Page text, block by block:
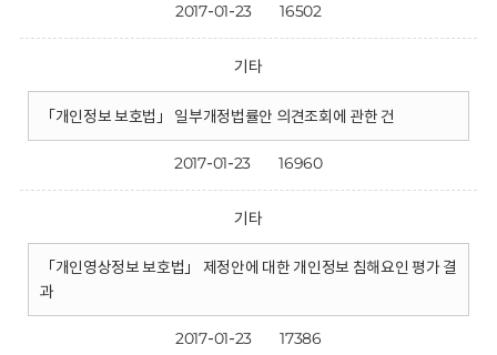
2017-01-23 16502
기타
「개인정보 보호법」 일부개정법률안 의견조회에 관한 건
2017-01-23 16960
기타
「개인영상정보 보호법」 제정안에 대한 개인정보 침해요인 평가 결
과
2017-01-23 17386